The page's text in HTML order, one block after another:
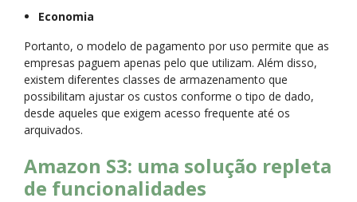
Economia
Portanto, o modelo de pagamento por uso permite que as
empresas paguem apenas pelo que utilizam. Além disso,
existem diferentes classes de armazenamento que
possibilitam ajustar os custos conforme o tipo de dado,
desde aqueles que exigem acesso frequente até os
arquivados.
Amazon S3: uma solução repleta
de funcionalidades